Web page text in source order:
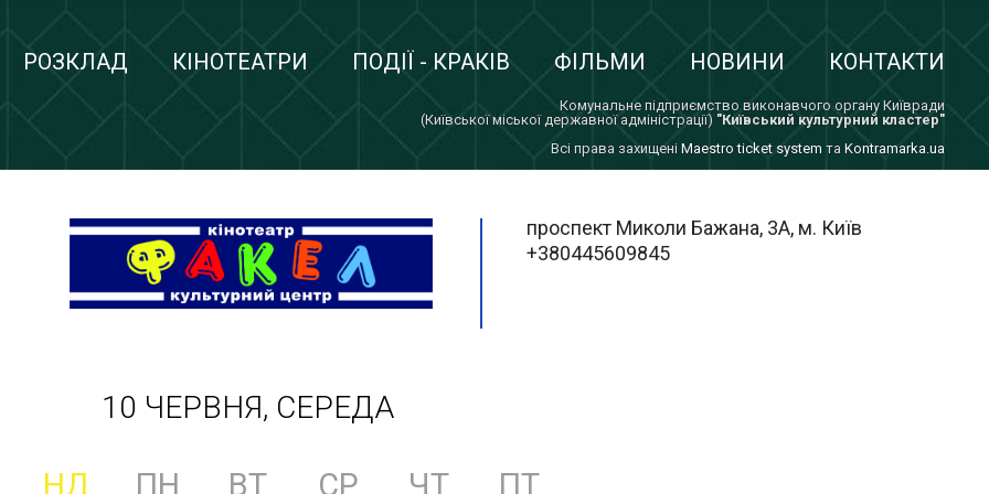
РОЗКЛАД КІНОТЕАТРИ ПОДІЇ - КРАКІВ ФІЛЬМИ НОВИНИ КОНТАКТИ
Комунальне підприємство виконавчого органу Київради
(Київської міської державної адміністрації) "Київський культурний кластер"
Всi права захищенi Maestro ticket system та Kontramarka.ua
проспект Миколи Бажана, 3А, м. Київ
+380445609845
10 ЧЕРВНЯ, СЕРЕДА
НД ПН ВТ СР ЧТ ПТ